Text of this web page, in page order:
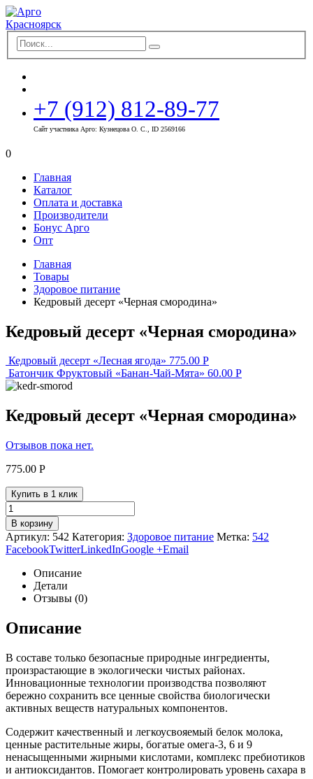
+7 (912) 812-89-77
Сайт участника Арго: Кузнецова О. С., ID 2569166
0
Главная
Каталог
Оплата и доставка
Производители
Бонус Арго
Опт
Главная
Товары
Здоровое питание
Кедровый десерт «Черная смородина»
Кедровый десерт «Черная смородина»
Кедровый десерт «Лесная ягода» 775.00 Р
Батончик Фруктовый «Банан-Чай-Мята» 60.00 Р
Кедровый десерт «Черная смородина»
Отзывов пока нет.
775.00 Р
Купить в 1 клик
В корзину
Артикул: 542 Категория: Здоровое питание Метка: 542
FacebookTwitterLinkedInGoogle +Email
Описание
Детали
Отзывы (0)
Описание
В составе только безопасные природные ингредиенты,
произрастающие в экологически чистых районах.
Инновационные технологии производства позволяют
бережно сохранить все ценные свойства биологически
активных веществ натуральных компонентов.
Содержит качественный и легкоусвояемый белок молока,
ценные растительные жиры, богатые омега-3, 6 и 9
ненасыщенными жирными кислотами, комплекс пребиотиков
и антиоксидантов. Помогает контролировать уровень сахара в